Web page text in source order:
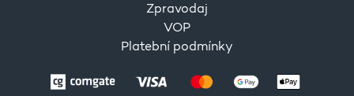
Zpravodaj
VOP
Platební podmínky